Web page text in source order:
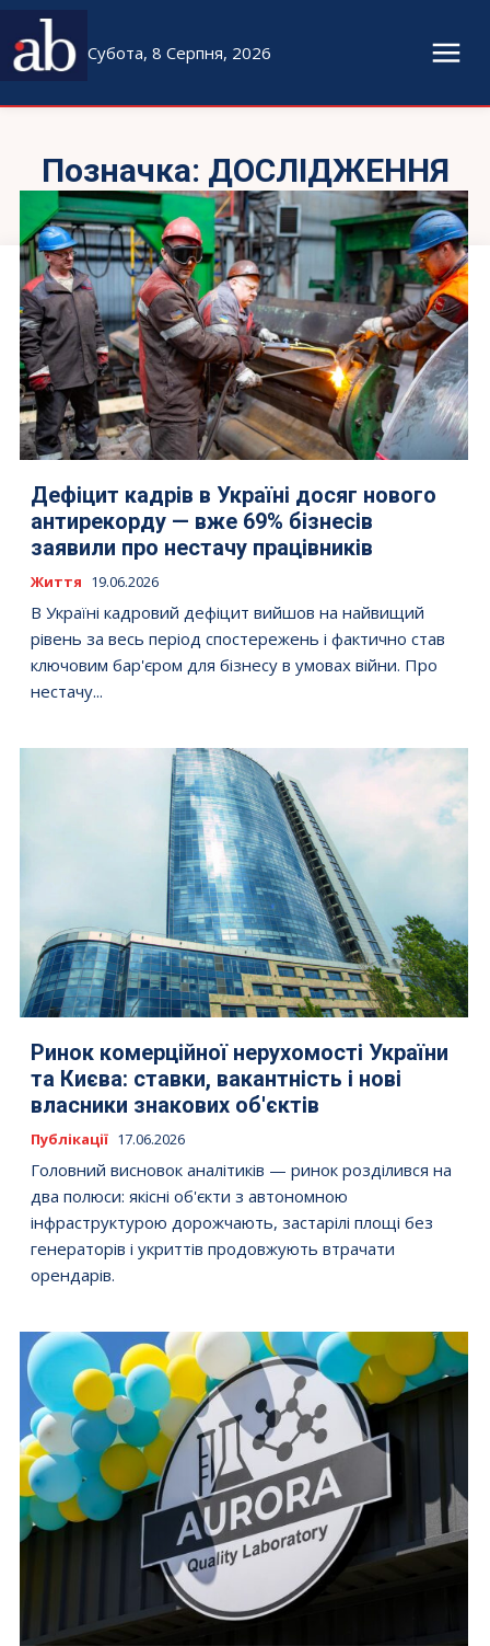
Субота, 8 Серпня, 2026
Позначка: ДОСЛІДЖЕННЯ
Дефіцит кадрів в Україні досяг нового
антирекорду — вже 69% бізнесів
заявили про нестачу працівників
Життя 19.06.2026
В Україні кадровий дефіцит вийшов на найвищий
рівень за весь період спостережень і фактично став
ключовим бар'єром для бізнесу в умовах війни. Про
нестачу...
Ринок комерційної нерухомості України
та Києва: ставки, вакантність і нові
власники знакових об'єктів
Публікації 17.06.2026
Головний висновок аналітиків — ринок розділився на
два полюси: якісні об'єкти з автономною
інфраструктурою дорожчають, застарілі площі без
генераторів і укриттів продовжують втрачати
орендарів.